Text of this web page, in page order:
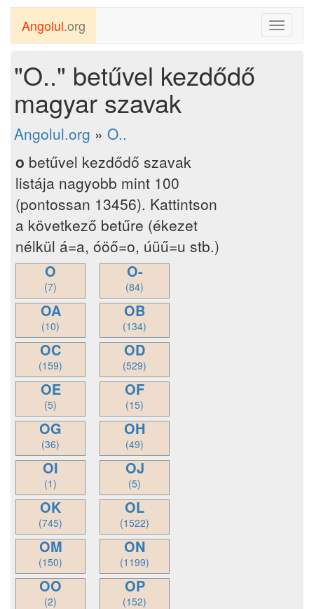
Toggle
Angolul.org
"O.." betűvel kezdődő
magyar szavak
Angolul.org » O..
o betűvel kezdődő szavak
listája nagyobb mint 100
(pontossan 13456). Kattintson
a következő betűre (ékezet
nélkül á=a, óöő=o, úüű=u stb.)
O
(7)
O-
(84)
OA
(10)
OB
(134)
OC
(159)
OD
(529)
OE
(5)
OF
(15)
OG
(36)
OH
(49)
OI
(1)
OJ
(5)
OK
(745)
OL
(1522)
OM
(150)
ON
(1199)
OO
(2)
OP
(152)